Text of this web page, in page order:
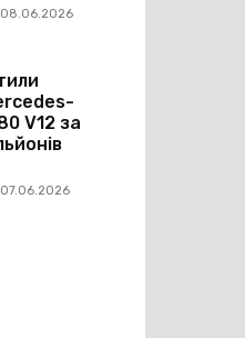
08.06.2026
V12 за
07.06.2026